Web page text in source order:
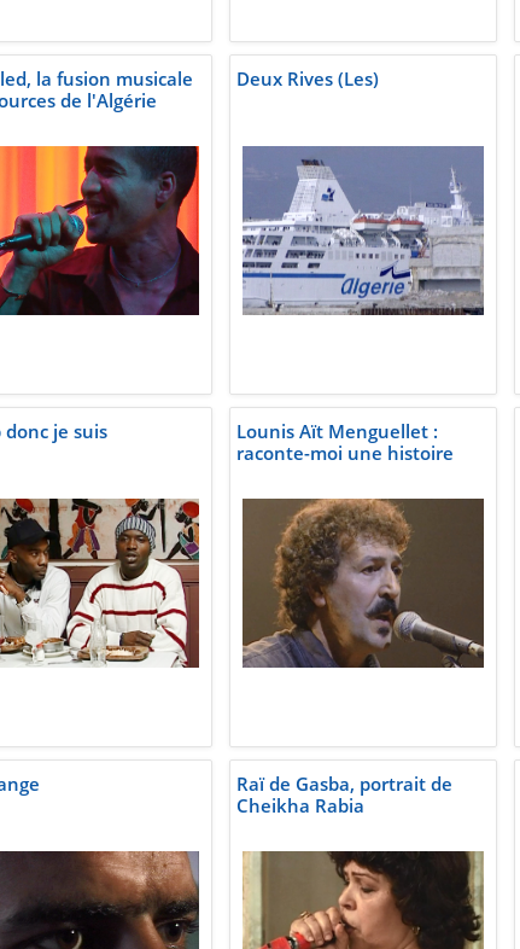
la fusion musicale
de l'Algérie
Deux Rives (Les)
donc je suis
Lounis Aït Menguellet :
raconte-moi une histoire
Raï de Gasba, portrait de
Cheikha Rabia